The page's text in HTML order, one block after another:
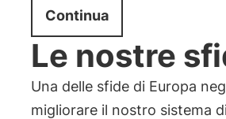
Continua
Le nostre
Una delle sfide di Europa
migliorare il nostro sistema